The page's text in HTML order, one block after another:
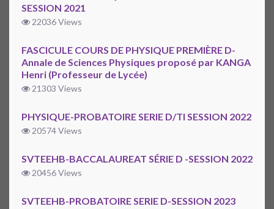
SESSION 2021
22036 Views
FASCICULE COURS DE PHYSIQUE PREMIÈRE D-
Annale de Sciences Physiques proposé par KANGA
Henri (Professeur de Lycée)
21303 Views
PHYSIQUE-PROBATOIRE SERIE D/TI SESSION 2022
20574 Views
SVTEEHB-BACCALAUREAT SÉRIE D -SESSION 2022
20456 Views
SVTEEHB-PROBATOIRE SERIE D-SESSION 2023